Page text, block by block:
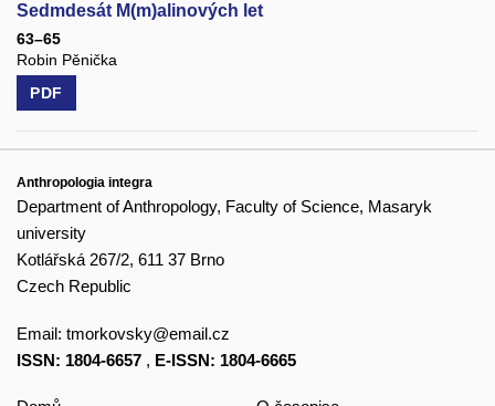
Sedmdesát M(m)alinových let
63–65
Robin Pěnička
PDF
Anthropologia integra
Department of Anthropology, Faculty of Science, Masaryk
university
Kotlářská 267/2, 611 37 Brno
Czech Republic
Email: tmorkovsky@email.cz
ISSN: 1804-6657 , E-ISSN: 1804-6665